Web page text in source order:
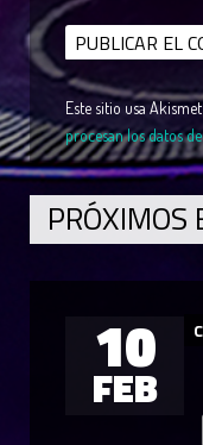
Este sitio usa
procesan los datos
PRÓXIMOS
10
FEB